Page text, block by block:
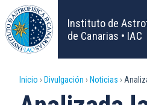
Pasar
al
contenido
principal
Instituto de
de Canarias • IAC
Sobrescribir
Inicio Divulgación Noticias